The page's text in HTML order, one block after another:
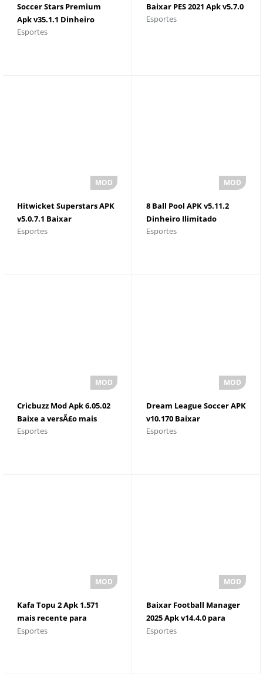
Soccer Stars Premium
Apk v35.1.1 Dinheiro
ilimitado e joias
Esportes
Baixar PES 2021 Apk v5.7.0
Esportes
Hitwicket Superstars APK
v5.0.7.1 Baixar
Esportes
8 Ball Pool APK v5.11.2
Dinheiro Ilimitado
Esportes
Cricbuzz Mod Apk 6.05.02
Baixe a versÃ£o mais
recente
Esportes
Dream League Soccer APK
v10.170 Baixar
Esportes
Kafa Topu 2 Apk 1.571
mais recente para
Android
Esportes
Baixar Football Manager
2025 Apk v14.4.0 para
Android
Esportes